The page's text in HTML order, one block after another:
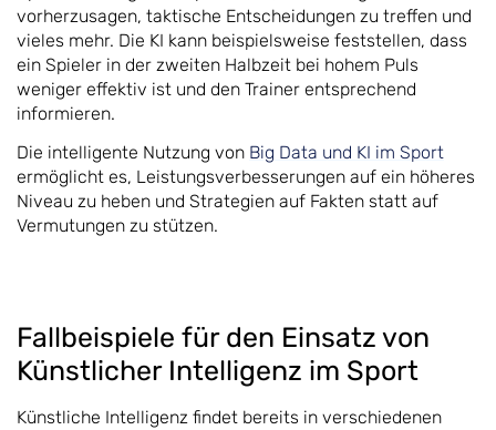
vorherzusagen, taktische Entscheidungen zu treffen und
vieles mehr. Die KI kann beispielsweise feststellen, dass
ein Spieler in der zweiten Halbzeit bei hohem Puls
weniger effektiv ist und den Trainer entsprechend
informieren.
Die intelligente Nutzung von Big Data und KI im Sport
ermöglicht es, Leistungsverbesserungen auf ein höheres
Niveau zu heben und Strategien auf Fakten statt auf
Vermutungen zu stützen.
Fallbeispiele für den Einsatz von
Künstlicher Intelligenz im Sport
Künstliche Intelligenz findet bereits in verschiedenen